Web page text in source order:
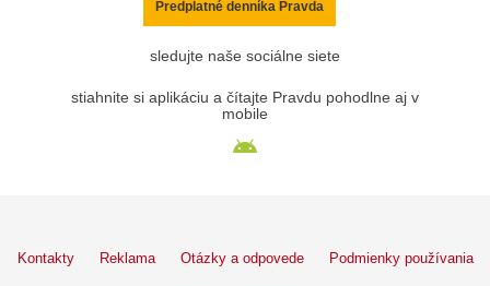
Predplatné denníka Pravda
sledujte naše sociálne siete
stiahnite si aplikáciu a čítajte Pravdu pohodlne aj v
mobile
Kontakty Reklama Otázky a odpovede Podmienky používania